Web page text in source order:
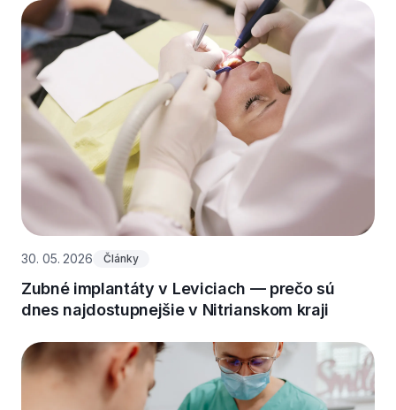
30. 05. 2026 Články
Zubné implantáty v Leviciach — prečo sú
dnes najdostupnejšie v Nitrianskom kraji